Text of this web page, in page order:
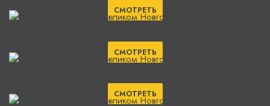
СМОТРЕТЬ
СМОТРЕТЬ
СМОТРЕТЬ